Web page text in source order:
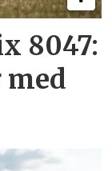
8047:
med